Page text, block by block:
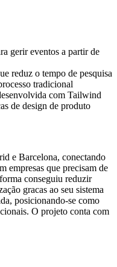
gerir eventos a partir de
reduz o tempo de pesquisa
tradicional
com Tailwind
de design de produto
e Barcelona, conectando
empresas que precisam de
conseguiu reduzir
gracas ao seu sistema
posicionando-se como
O projeto conta com